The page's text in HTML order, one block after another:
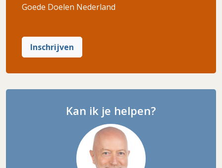
Goede Doelen Nederland
Inschrijven
Kan ik je helpen?